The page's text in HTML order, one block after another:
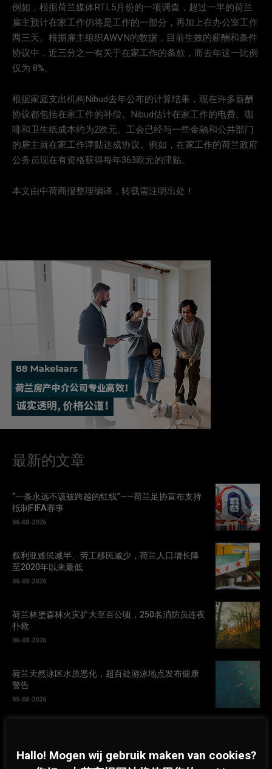
例如，根据荷兰媒体RTL5月份的一项调查，超过一半的荷兰
雇主预计在家工作仍将是工作的一部分，再加上在办公室工作
两三天。根据雇主组织AWVN的数据，目前生效的薪酬和条件
协议中，近三分之一有关于在家工作的条款，而去年这一比例
仅为 8%。
根据家庭支出机构Nibud去年公布的计算结果，现在许多薪酬
协议都包括在家工作的补偿。Nibud估计在家工作的电费、咖
啡和卫生纸成本约为2欧元。工会已经与一些金融和公共部门
的雇主就在家工作津贴达成协议。例如，在家工作的荷兰政府
公务员现在有资格获得每年363欧元的津贴。
本文由中荷商报整理编译，转载需注明出处！
最新的文章
“一条永远不该被跨越的红线”——荷兰足协宣布支持
抵制FIFA赛事
06-08-2026
叙利亚难民减半、劳工移民减少，荷兰人口增长降
至2020年以来最低
06-08-2026
荷兰林堡森林火灾扩大至百公顷，250名消防员连夜
扑救
06-08-2026
荷兰天然泳区水质恶化，超百处游泳地点发布健康
警告
05-08-2026
Hallo! Mogen wij gebruik maken van cookies?